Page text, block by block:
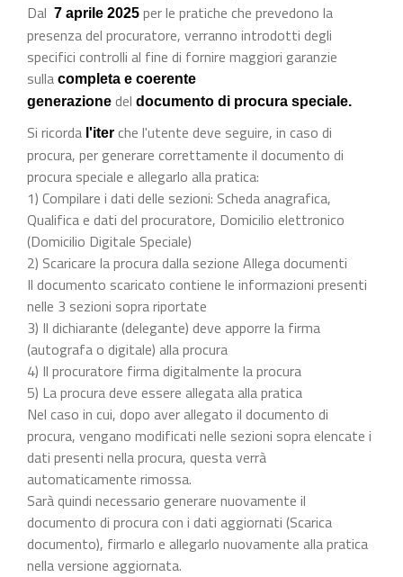
Dal 7 aprile 2025 per le pratiche che prevedono la
presenza del procuratore, verranno introdotti degli
specifici controlli al fine di fornire maggiori garanzie
sulla completa e coerente
generazione del documento di procura speciale.
Si ricorda l'iter che l'utente deve seguire, in caso di
procura, per generare correttamente il documento di
procura speciale e allegarlo alla pratica:
1) Compilare i dati delle sezioni: Scheda anagrafica,
Qualifica e dati del procuratore, Domicilio elettronico
(Domicilio Digitale Speciale)
2) Scaricare la procura dalla sezione Allega documenti
Il documento scaricato contiene le informazioni presenti
nelle 3 sezioni sopra riportate
3) Il dichiarante (delegante) deve apporre la firma
(autografa o digitale) alla procura
4) Il procuratore firma digitalmente la procura
5) La procura deve essere allegata alla pratica
Nel caso in cui, dopo aver allegato il documento di
procura, vengano modificati nelle sezioni sopra elencate i
dati presenti nella procura, questa verrà
automaticamente rimossa.
Sarà quindi necessario generare nuovamente il
documento di procura con i dati aggiornati (Scarica
documento), firmarlo e allegarlo nuovamente alla pratica
nella versione aggiornata.